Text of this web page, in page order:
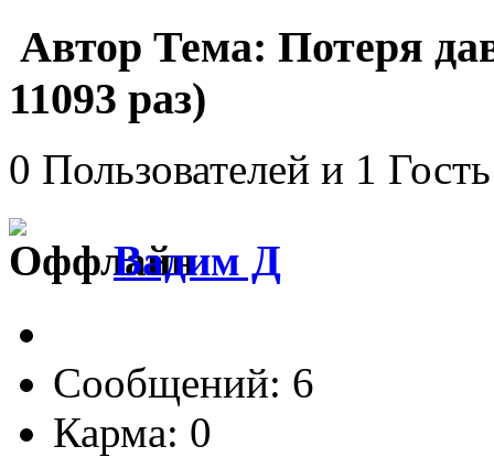
Автор Тема: Потеря
11093 раз)
0 Пользователей и 1
Вадим Д
Сообщений: 6
Карма: 0